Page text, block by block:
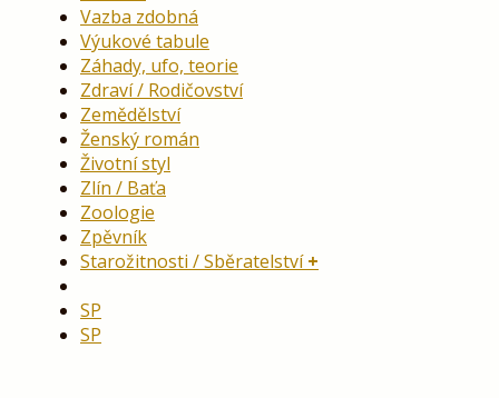
Vazba zdobná
Výukové tabule
Záhady, ufo, teorie
Zdraví / Rodičovství
Zemědělství
Ženský román
Životní styl
Zlín / Baťa
Zoologie
Zpěvník
Starožitnosti / Sběratelství
SP
SP